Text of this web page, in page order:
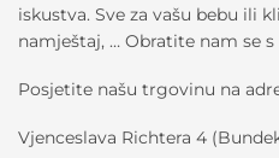
iskustva. Sve za vašu bebu ili
namještaj, … Obratite nam se
Posjetite našu trgovinu na
Vjenceslava Richtera 4